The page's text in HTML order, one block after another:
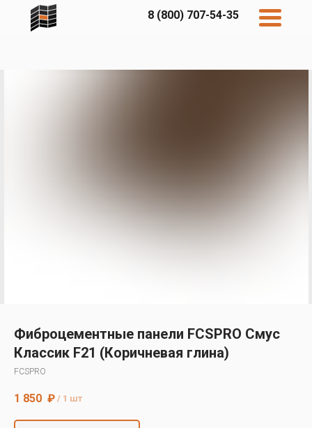
8 (800) 707-54-35
Cedral
Фиброцементные панели FCSPRO Смус
Классик F21 (Коричневая глина)
FCSPRO
1 850 ₽ / 1 шт